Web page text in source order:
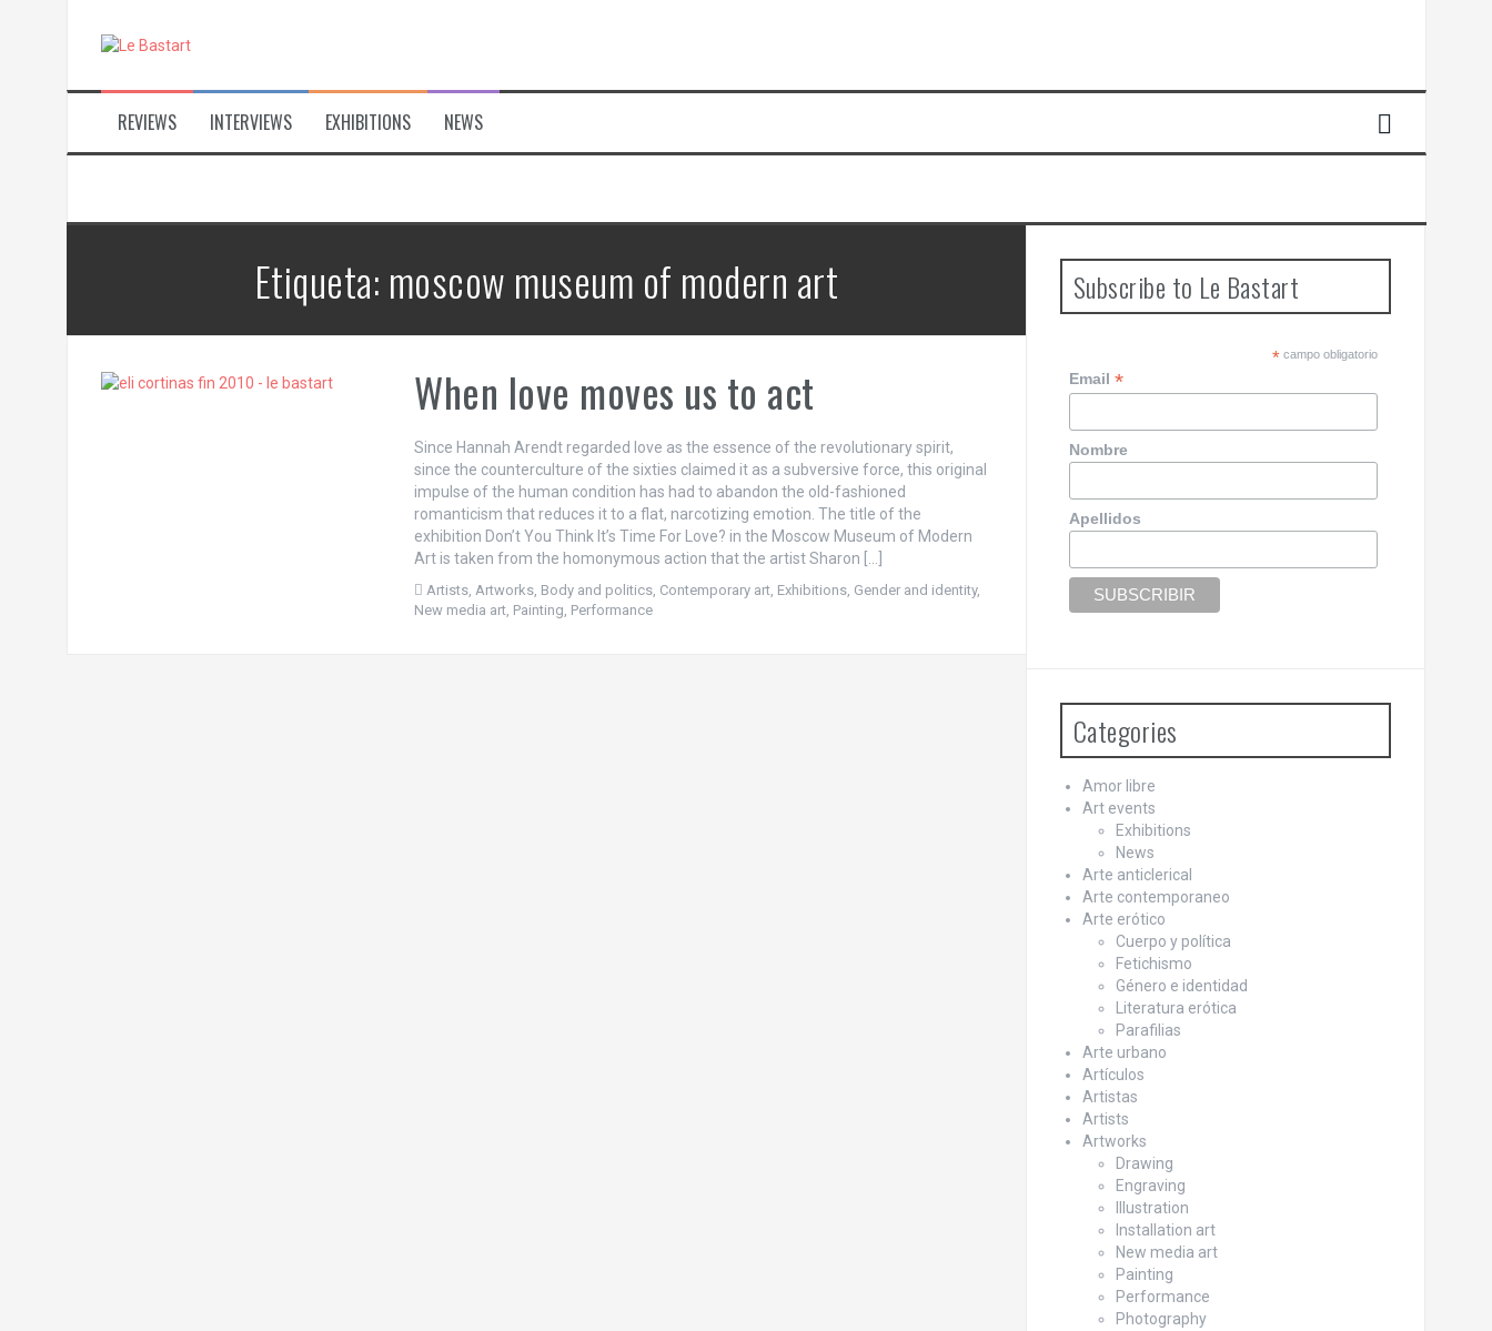
REVIEWS INTERVIEWS EXHIBITIONS NEWS
Etiqueta: moscow museum of modern art
When love moves us to act
Since Hannah Arendt regarded love as the essence of the revolutionary spirit,
since the counterculture of the sixties claimed it as a subversive force, this original
impulse of the human condition has had to abandon the old-fashioned
romanticism that reduces it to a flat, narcotizing emotion. The title of the
exhibition Don’t You Think It’s Time For Love? in the Moscow Museum of Modern
Art is taken from the homonymous action that the artist Sharon […]
Artists,Artworks, Body and politics, Contemporary art, Exhibitions, Gender and identity,
New media art, Painting, Performance
Subscribe to Le Bastart
*campo obligatorio
Email*
Nombre
Apellidos
Categories
Amor libre
Art events
Exhibitions
News
Arte anticlerical
Arte contemporaneo
Arte erótico
Cuerpo y política
Fetichismo
Género e identidad
Literatura erótica
Parafilias
Arte urbano
Artículos
Artistas
Artists
Artworks
Drawing
Engraving
Illustration
Installation art
New media art
Painting
Performance
Photography